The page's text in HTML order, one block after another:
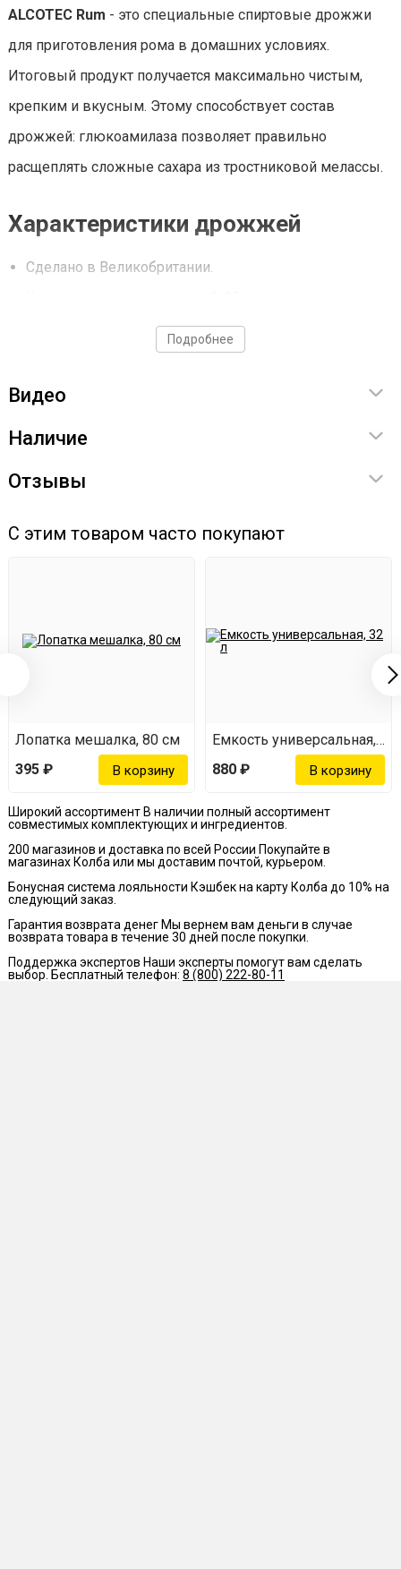
ALCOTEC Rum - это специальные спиртовые дрожжи
для приготовления рома в домашних условиях.
Итоговый продукт получается максимально чистым,
крепким и вкусным. Этому способствует состав
дрожжей: глюкоамилаза позволяет правильно
расщеплять сложные сахара из тростниковой мелассы.
Характеристики дрожжей
Сделано в Великобритании.
Не содержит ГМО.
Приготовление браги
Подробнее
Видео
Наличие
Отзывы
С этим товаром часто покупают
Лопатка мешалка, 80 см
395 ₽
Емкость универсальная, 32
880 ₽
Широкий ассортимент В наличии полный ассортимент
совместимых комплектующих и ингредиентов.
200 магазинов и доставка по всей России Покупайте в
магазинах Колба или мы доставим почтой, курьером.
Бонусная система лояльности Кэшбек на карту Колба до 10% на
следующий заказ.
Гарантия возврата денег Мы вернем вам деньги в случае
возврата товара в течение 30 дней после покупки.
Поддержка экспертов Наши эксперты помогут вам сделать
выбор. Бесплатный телефон: 8 (800) 222-80-11